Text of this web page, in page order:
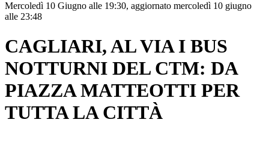
Mercoledì 10 Giugno alle 19:30, aggiornato mercoledì 10 giugno
alle 23:48
CAGLIARI, AL VIA I BUS
NOTTURNI DEL CTM: DA
PIAZZA MATTEOTTI PER
TUTTA LA CITTÀ